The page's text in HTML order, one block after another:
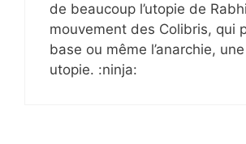
de beaucoup l’utopie de
mouvement des Colibris, qui
base ou même l’anarchie,
utopie. :ninja: